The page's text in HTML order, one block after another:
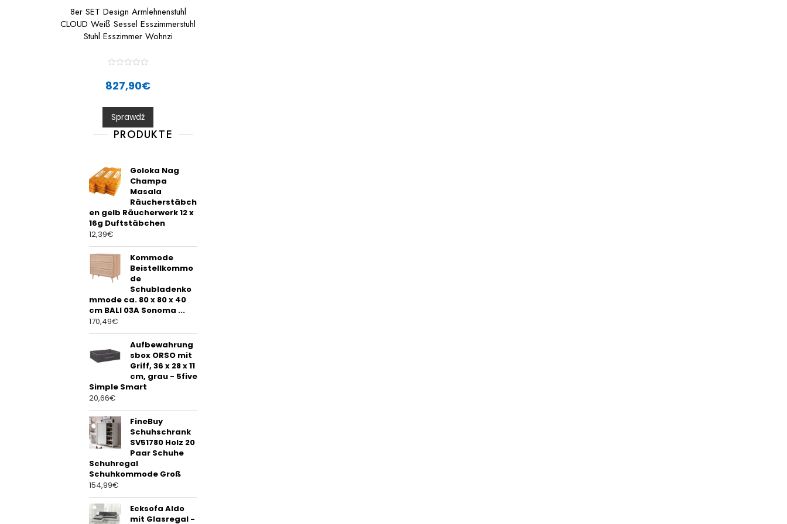
8er SET Design Armlehnenstuhl
CLOUD Weiß Sessel Esszimmerstuhl
Stuhl Esszimmer Wohnzi
a
t
0
o
u
t
827,90€
Sprawdź
PRODUKTE
Goloka Nag
Champa
Masala
Räucherstäbch
en gelb Räucherwerk 12 x
16g Duftstäbchen
12,39€
Kommode
Beistellkommo
de
Schubladenko
mmode ca. 80 x 80 x 40
cm BALI 03A Sonoma ...
170,49€
Aufbewahrung
sbox ORSO mit
Griff, 36 x 28 x 11
cm, grau - 5five
Simple Smart
20,66€
FineBuy
Schuhschrank
SV51780 Holz 20
Paar Schuhe
Schuhregal
Schuhkommode Groß
154,99€
Ecksofa Aldo
mit Glasregal -